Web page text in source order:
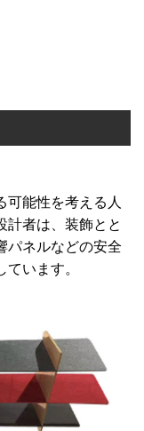
可能性を考える人
計者は、装飾とと
パネルなどの安全
います。